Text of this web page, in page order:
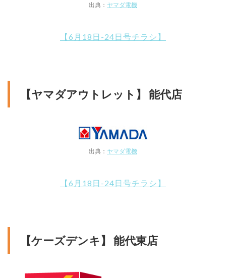
出典： ヤマダ電機
【6月18日-24日号チラシ】
【ヤマダアウトレット】 能代店
出典： ヤマダ電機
【6月18日-24日号チラシ】
【ケーズデンキ】 能代東店